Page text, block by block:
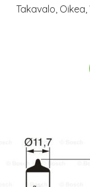
Takavalo, Oikea,